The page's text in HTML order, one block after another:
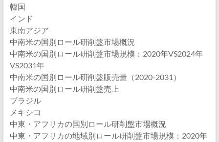
韓国
インド
東南アジア
中南米の国別ロール研削盤市場概況
中南米の国別ロール研削盤市場規模：2020年VS2024年
VS2031年
中南米の国別ロール研削盤販売量（2020-2031）
中南米の国別ロール研削盤売上
ブラジル
メキシコ
中東・アフリカの国別ロール研削盤市場概況
中東・アフリカの地域別ロール研削盤市場規模：2020年